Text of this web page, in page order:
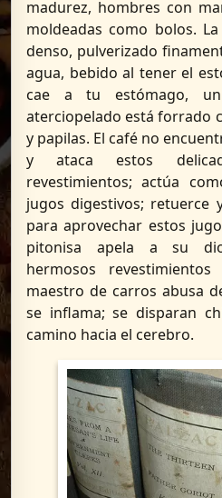
madurez, hombres con
moldeadas como bolos.
denso, pulverizado
agua, bebido al tener el
cae a tu estómago,
aterciopelado está forrado
y papilas. El café no
y ataca estos
revestimientos; actúa
jugos digestivos; retuerce
para aprovechar estos
pitonisa apela a su
hermosos
maestro de carros abusa
se inflama; se disparan
camino hacia el cerebro.